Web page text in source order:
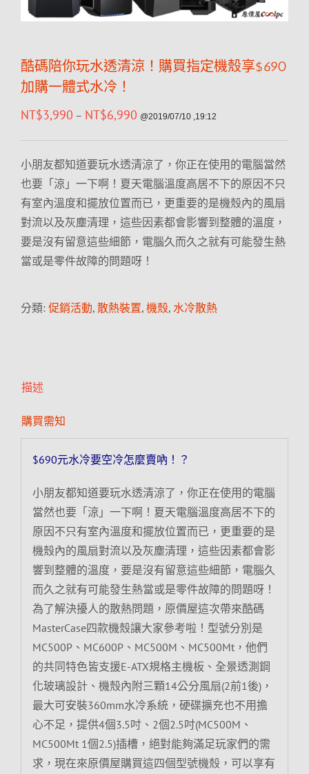
酷碼陪你玩水透清涼！購買指定機殼享$690
加購一體式水冷！
NT$3,990 – NT$6,990 @2019/07/10 ,19:12
小朋友都知道要玩水透清涼了，你正在使用的電腦當然
也要「涼」一下啊！夏天電腦溫度高居不下的原因不只
有室內溫度和擺放位置而已，更重要的是機殼內的風扇
對流以及灰塵清理，這些因素都會影響到整體的溫度，
要是沒有留意這些細節，電腦久而久之就有可能發生熱
當或是零件故障的問題呀！
分類: 促銷活動, 散熱裝置, 機殼, 水冷散熱
描述
購買需知
$690元水冷要空冷怎麼賣吶！？
小朋友都知道要玩水透清涼了，你正在使用的電腦
當然也要「涼」一下啊！夏天電腦溫度高居不下的
原因不只有室內溫度和擺放位置而已，更重要的是
機殼內的風扇對流以及灰塵清理，這些因素都會影
響到整體的溫度，要是沒有留意這些細節，電腦久
而久之就有可能發生熱當或是零件故障的問題呀！
為了解決擾人的散熱問題，原價屋這次帶來酷碼
MasterCase四款機殼讓大家參考啦！型號分別是
MC500P、MC600P、MC500M、MC500Mt，他們
的共同特色皆支援E-ATX規格主機板、全景透測鋼
化玻璃設計、機殼內附三顆14公分風扇(2前1後)，
最大可安裝360mm水冷系統，硬碟擴充也不用擔
心不足，提供4個3.5吋、2個2.5吋(MC500M、
MC500Mt 1個2.5)插槽，絕對能夠滿足玩家們的需
求，現在來原價屋購買這四個型號機殼，可以享有